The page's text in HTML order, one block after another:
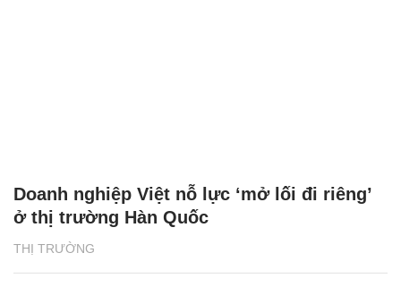
THỊ TRƯỜNG
Doanh nghiệp Việt nỗ lực ‘mở lối đi riêng’
ở thị trường Hàn Quốc